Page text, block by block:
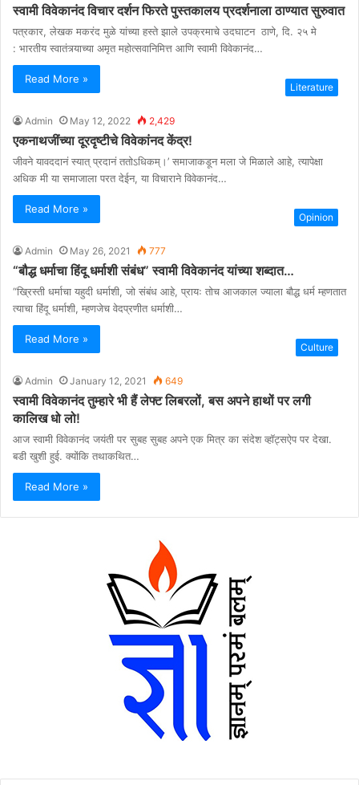
स्वामी विवेकानंद विचार दर्शन फिरते पुस्तकालय प्रदर्शनाला ठाण्यात सुरुवात
पत्रकार, लेखक मकरंद मुळे यांच्या हस्ते झाले उपक्रमाचे उदघाटन ठाणे, दि. २५ मे
: भारतीय स्वातंत्र्याच्या अमृत महोत्सवानिमित्त आणि स्वामी विवेकानंद…
Read More »
Literature
Admin May 12, 2022 2,429
एकनाथजींच्या दूरदृष्टीचे विवेकांनद केंद्र!
जीवने यावददानं स्यात् प्रदानं ततोऽधिकम्।’ समाजाकडून मला जे मिळाले आहे, त्यापेक्षा
अधिक मी या समाजाला परत देईन, या विचाराने विवेकानंद…
Read More »
Opinion
Admin May 26, 2021 777
“बौद्ध धर्माचा हिंदू धर्माशी संबंध” स्वामी विवेकानंद यांच्या शब्दात…
“ख्रिस्ती धर्माचा यहुदी धर्माशी, जो संबंध आहे, प्रायः तोच आजकाल ज्याला बौद्ध धर्म म्हणतात
त्याचा हिंदू धर्माशी, म्हणजेच वेदप्रणीत धर्माशी…
Read More »
Culture
Admin January 12, 2021 649
स्वामी विवेकानंद तुम्हारे भी हैं लेफ्ट लिबरलों, बस अपने हाथों पर लगी
कालिख धो लो!
आज स्वामी विवेकानंद जयंती पर सुबह सुबह अपने एक मित्र का संदेश व्हॉट्सऐप पर देखा.
बडी खुशी हुई. क्योंकि तथाकथित…
Read More »